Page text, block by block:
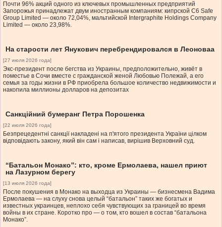
Почти 96% акций одного из ключевых промышленных предприятий
Запорожья принадлежат двум иностранным компаниям: кипрской C6 Safe
Group Limited — около 72,04%, мальтийской Intergraphite Holdings Company
Limited — около 23,98%.
На старости лет Янукович перебрендировался в Леоноваа
[27 июля 2026 года]
Экс-президент после бегства из Украины, предположительно, живёт в
поместье в Сочи вместе с гражданской женой Любовью Полежай, а его
семья за годы жизни в РФ приобрела большое количество недвижимости и
накопила миллионы долларов на депозитах
Санкційний бумеранг Петра Порошенка
[22 июля 2026 года]
Безпрецедентні санкції накладені на п'ятого президента України цілком
відповідають закону, який він сам і написав, вирішив Верховний суд.
“Батальон Монако”: кто, кроме Ермолаева, нашел приют
на Лазурном берегу
[13 июля 2026 года]
После покушения в Монако на выходца из Украины — бизнесмена Вадима
Ермолаева — на слуху снова целый “батальон” таких же богатых и
известных украинцев, неплохо себя чувствующих за границей во время
войны в их стране. Коротко про — о том, кто вошел в состав “батальона
Монако”.